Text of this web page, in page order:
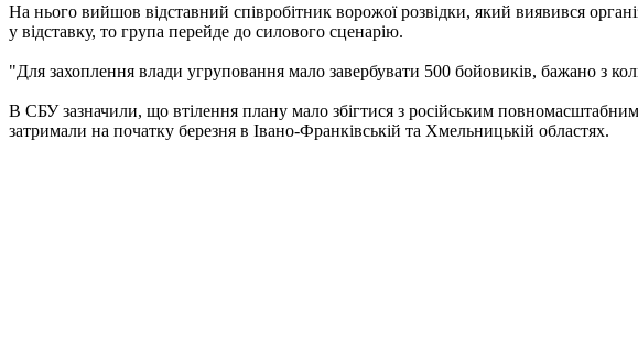
На нього вийшов відставний співробітник ворожої розвідки, який виявився
у відставку, то група перейде до силового сценарію.
"Для захоплення влади угруповання мало завербувати 500 бойовиків, бажано з
В СБУ зазначили, що втілення плану мало збігтися з російським
затримали на початку березня в Івано-Франківській та Хмельницькій областях.